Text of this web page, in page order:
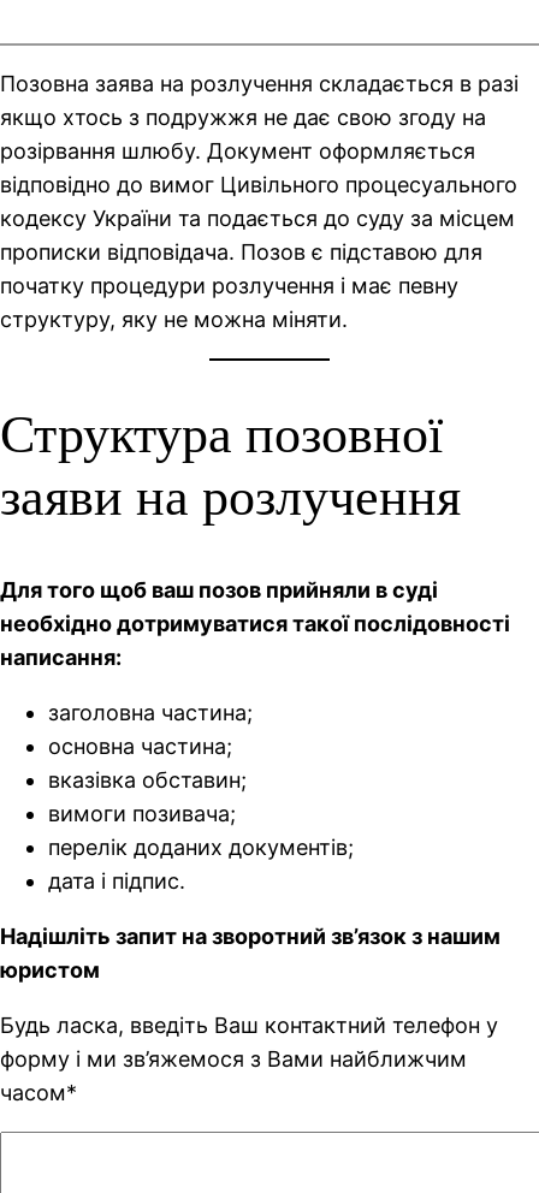
Позовна заява на розлучення складається в разі
якщо хтось з подружжя не дає свою згоду на
розірвання шлюбу. Документ оформляється
відповідно до вимог Цивільного процесуального
кодексу України та подається до суду за місцем
прописки відповідача. Позов є підставою для
початку процедури розлучення і має певну
структуру, яку не можна міняти.
Структура позовної
заяви на розлучення
Для того щоб ваш позов прийняли в суді
необхідно дотримуватися такої послідовності
написання:
заголовна частина;
основна частина;
вказівка обставин;
вимоги позивача;
перелік доданих документів;
дата і підпис.
Надішліть запит на зворотний зв’язок з нашим
юристом
Будь ласка, введіть Ваш контактний телефон у
форму і ми зв’яжемося з Вами найближчим
часом*